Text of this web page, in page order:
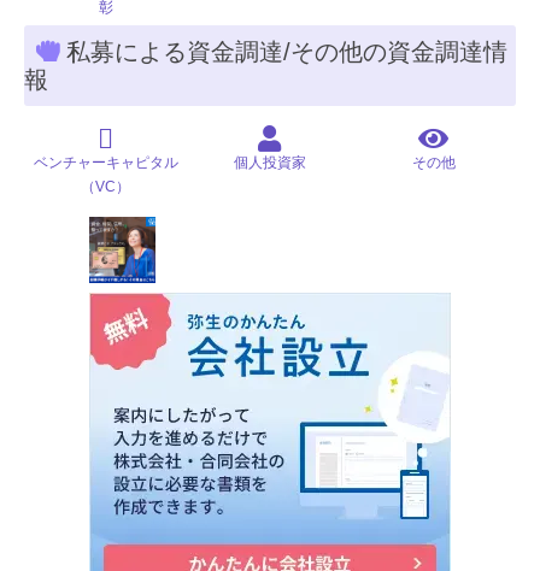
彰
私募による資金調達/その他の資金調達情
報
ベンチャーキャピタル
（VC）
個人投資家 その他